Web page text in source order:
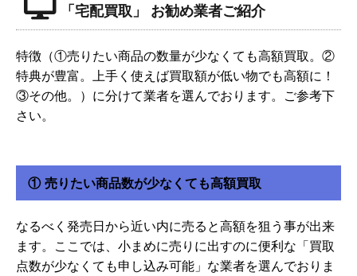
「宅配買取」 お勧め業者ご紹介
特徴（①売りたい商品の数量が少なくても高額買取。②
特典が豊富。上手く使えば買取額が低い物でも高額に！
③その他。）に分けて業者を選んでおります。ご参考下
さい。
① 売りたい商品数が少なくても高額買取
なるべく発売日から近い内に売ると高額を狙う事が出来
ます。ここでは、小まめに売りに出すのに便利な「買取
点数が少なくても申し込み可能」な業者を選んでおりま